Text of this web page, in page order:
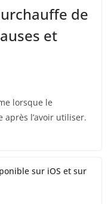
de
et
lorsque le
l’avoir utiliser.
sur iOS et sur